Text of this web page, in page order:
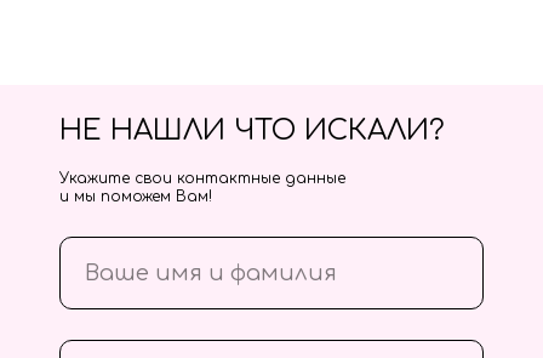
НЕ НАШЛИ ЧТО ИСКАЛИ?
Укажите свои контактные данные
и мы поможем Вам!